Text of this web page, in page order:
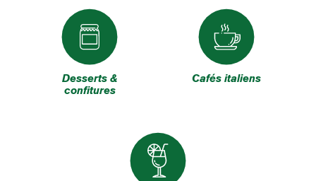
Desserts &
confitures
Cafés italiens